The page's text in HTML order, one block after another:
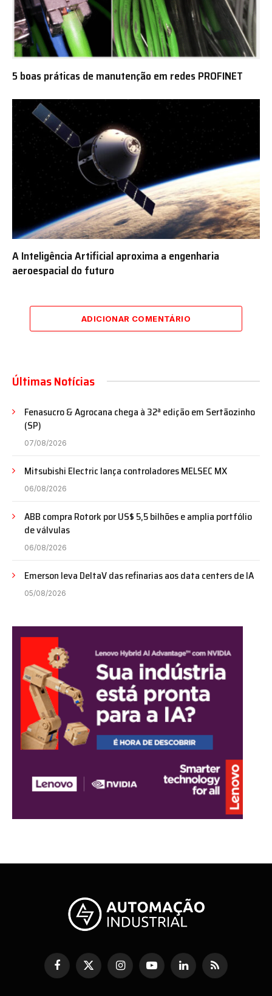
5 boas práticas de manutenção em redes PROFINET
A Inteligência Artificial aproxima a engenharia
aeroespacial do futuro
ADICIONAR COMENTÁRIO
Últimas Notícias
Fenasucro & Agrocana chega à 32ª edição em Sertãozinho
(SP)
07/08/2026
Mitsubishi Electric lança controladores MELSEC MX
06/08/2026
ABB compra Rotork por US$ 5,5 bilhões e amplia portfólio
de válvulas
06/08/2026
Emerson leva DeltaV das refinarias aos data centers de IA
05/08/2026
Facebook
X
(Twitter)
InstagramYouTubeLinkedInRSS